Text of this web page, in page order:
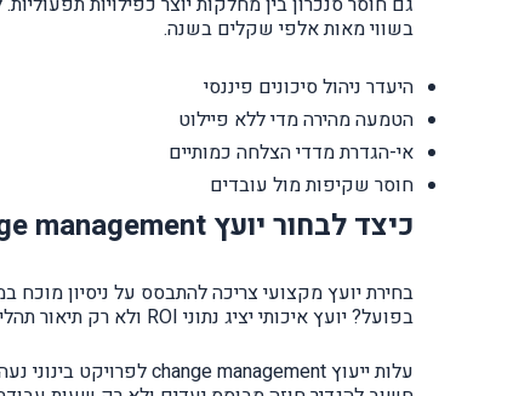
בשווי מאות אלפי שקלים בשנה.
היעדר ניהול סיכונים פיננסי
הטמעה מהירה מדי ללא פיילוט
אי-הגדרת מדדי הצלחה כמותיים
חוסר שקיפות מול עובדים
כיצד לבחור יועץ change management שמייצר תוצאה עסקית
בחירת יועץ מקצועי צריכה להתבסס על ניסיון
בפועל? יועץ איכותי יציג נתוני ROI ולא רק תיאור תהליכים.